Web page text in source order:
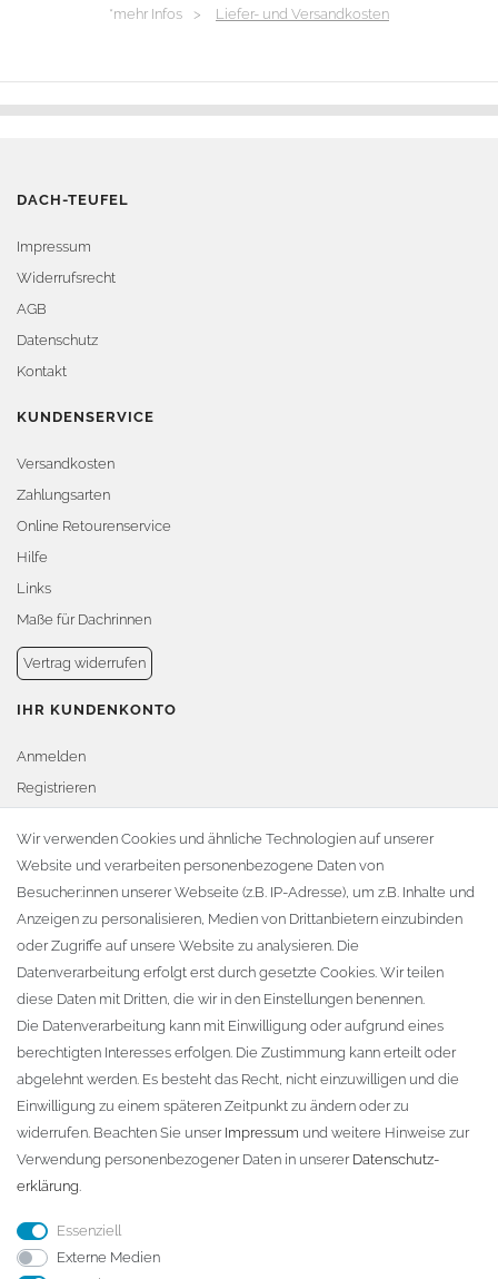
*mehr Infos > Liefer- und Versandkosten
DACH-TEUFEL
Impressum
Widerrufsrecht
AGB
Datenschutz
Kontakt
KUNDENSERVICE
Versandkosten
Zahlungsarten
Online Retourenservice
Hilfe
Links
Maße für Dachrinnen
Vertrag widerrufen
IHR KUNDENKONTO
Anmelden
Registrieren
Warenkorb
Zur Kasse
KONTAKT
Fa. Steffen Jost
Söbrigener Weg 50
D-01796 Pirna
Telefon:+49 (0)3501 507295
info@dach-teufel.de
Wir verwenden Cookies und ähnliche Technologien auf unserer
Website und verarbeiten personenbezogene Daten von
Besucher:innen unserer Webseite (z.B. IP-Adresse), um z.B. Inhalte und
Anzeigen zu personalisieren, Medien von Drittanbietern einzubinden
oder Zugriffe auf unsere Website zu analysieren. Die
Datenverarbeitung erfolgt erst durch gesetzte Cookies. Wir teilen
diese Daten mit Dritten, die wir in den Einstellungen benennen.
Die Datenverarbeitung kann mit Einwilligung oder aufgrund eines
berechtigten Interesses erfolgen. Die Zustimmung kann erteilt oder
abgelehnt werden. Es besteht das Recht, nicht einzuwilligen und die
Einwilligung zu einem späteren Zeitpunkt zu ändern oder zu
widerrufen. Beachten Sie unser Impressum und weitere Hinweise zur
Verwendung personenbezogener Daten in unserer Daten­schutz­
erklärung.
Essenziell
Externe Medien